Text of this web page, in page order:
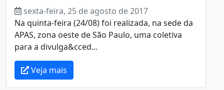
sexta-feira, 25 de agosto de 2017
Na quinta-feira (24/08) foi realizada, na sede da
APAS, zona oeste de São Paulo, uma coletiva
para a divulga&cced...
Veja mais